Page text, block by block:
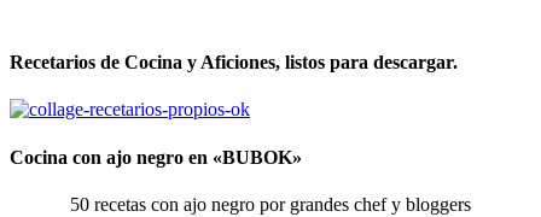
Recetarios de Cocina y Aficiones, listos para descargar.
Cocina con ajo negro en «BUBOK»
50 recetas con ajo negro por grandes chef y bloggers